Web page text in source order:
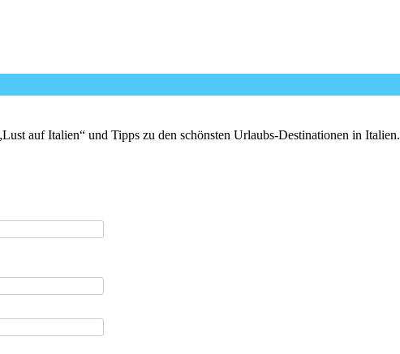
auf Italien“ und Tipps zu den schönsten Urlaubs-Destinationen in Italien.